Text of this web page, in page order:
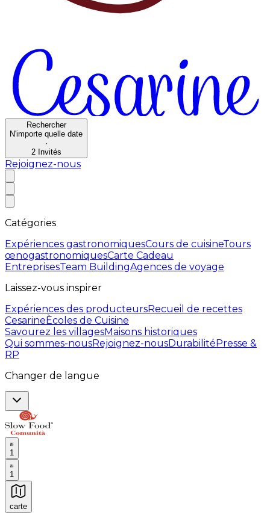
Rechercher
N'importe quelle date
·
2 Invités
Rejoignez-nous
Catégories
Expériences gastronomiquesCours de cuisineTours
œnogastronomiquesCarte Cadeau
EntreprisesTeam BuildingAgences de voyage
Laissez-vous inspirer
Expériences des producteursRecueil de recettes
CesarineÈcoles de Cuisine
Savourez les villagesMaisons historiques
Qui sommes-nousRejoignez-nousDurabilitéPresse &
RP
Changer de langue
1
1
carte